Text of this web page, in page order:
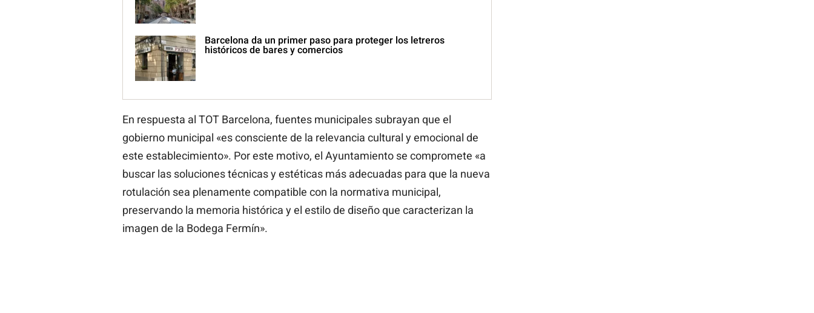
Barcelona da un primer paso para proteger los letreros
históricos de bares y comercios
En respuesta al TOT Barcelona, fuentes municipales subrayan que el
gobierno municipal «es consciente de la relevancia cultural y emocional de
este establecimiento». Por este motivo, el Ayuntamiento se compromete «a
buscar las soluciones técnicas y estéticas más adecuadas para que la nueva
rotulación sea plenamente compatible con la normativa municipal,
preservando la memoria histórica y el estilo de diseño que caracterizan la
imagen de la Bodega Fermín».